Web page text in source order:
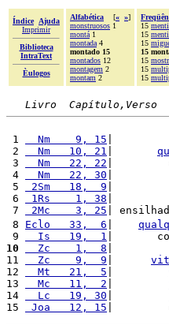
Índice
Ajuda
Imprimir
Biblioteca
IntraText
Èulogos
Alfabética [« »]
monstruosos 1
montá 1
montada 4
montado 15
montados 12
montagem 2
montam 2
15
15
15
15
15
15
15
Livro  Capítulo,Verso
1
  Nm    9, 15
|
2
  Nm   10, 21
3
  Nm   22, 22
|
4
  Nm   22, 30
5
2Sm   18,  9 |
6
1Rs    1, 38
7
2Mc    3, 25 |
8 Eclo   33,  6
9
  Is   19,  1
|
10
  Zc    1,  8
|
11
  Zc    9,  9
12
  Mt   21,  5
13
  Mc   11,  2
14
  Lc   19, 30
15
Joa   12, 15 |